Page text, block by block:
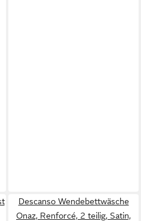
Descanso Wendebettwäsche
Onaz, Renforcé, 2 teilig, Satin,